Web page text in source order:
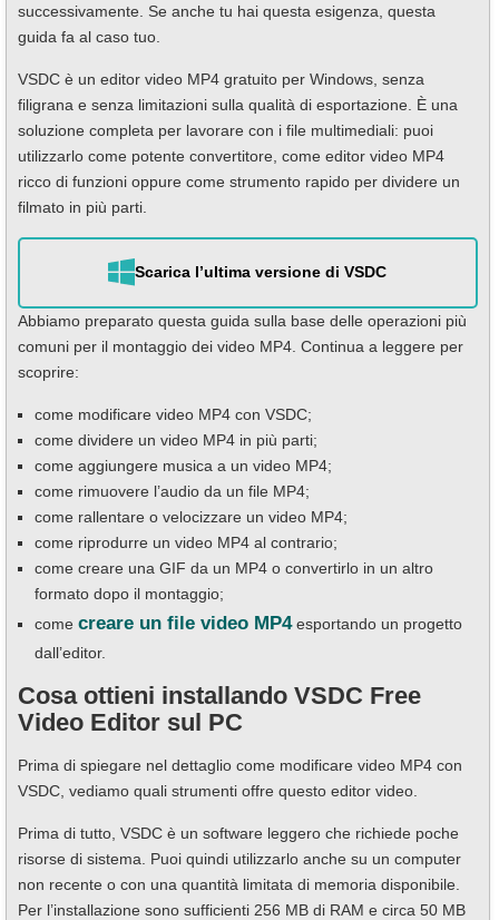
successivamente. Se anche tu hai questa esigenza, questa
guida fa al caso tuo.
VSDC è un editor video MP4 gratuito per Windows, senza
filigrana e senza limitazioni sulla qualità di esportazione. È una
soluzione completa per lavorare con i file multimediali: puoi
utilizzarlo come potente convertitore, come editor video MP4
ricco di funzioni oppure come strumento rapido per dividere un
filmato in più parti.
Scarica l’ultima versione di VSDC
Abbiamo preparato questa guida sulla base delle operazioni più
comuni per il montaggio dei video MP4. Continua a leggere per
scoprire:
come modificare video MP4 con VSDC;
come dividere un video MP4 in più parti;
come aggiungere musica a un video MP4;
come rimuovere l’audio da un file MP4;
come rallentare o velocizzare un video MP4;
come riprodurre un video MP4 al contrario;
come creare una GIF da un MP4 o convertirlo in un altro
formato dopo il montaggio;
come creare un file video MP4esportando un progetto
dall’editor.
Cosa ottieni installando VSDC Free
Video Editor sul PC
Prima di spiegare nel dettaglio come modificare video MP4 con
VSDC, vediamo quali strumenti offre questo editor video.
Prima di tutto, VSDC è un software leggero che richiede poche
risorse di sistema. Puoi quindi utilizzarlo anche su un computer
non recente o con una quantità limitata di memoria disponibile.
Per l’installazione sono sufficienti 256 MB di RAM e circa 50 MB